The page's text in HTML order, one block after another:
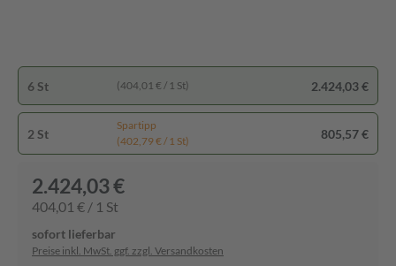
6 St (404,01 € / 1 St) 2.424,03 €
2 St
Spartipp
(402,79 € / 1 St)
805,57 €
2.424,03 €
404,01 € / 1 St
sofort lieferbar
Preise inkl. MwSt. ggf. zzgl. Versandkosten